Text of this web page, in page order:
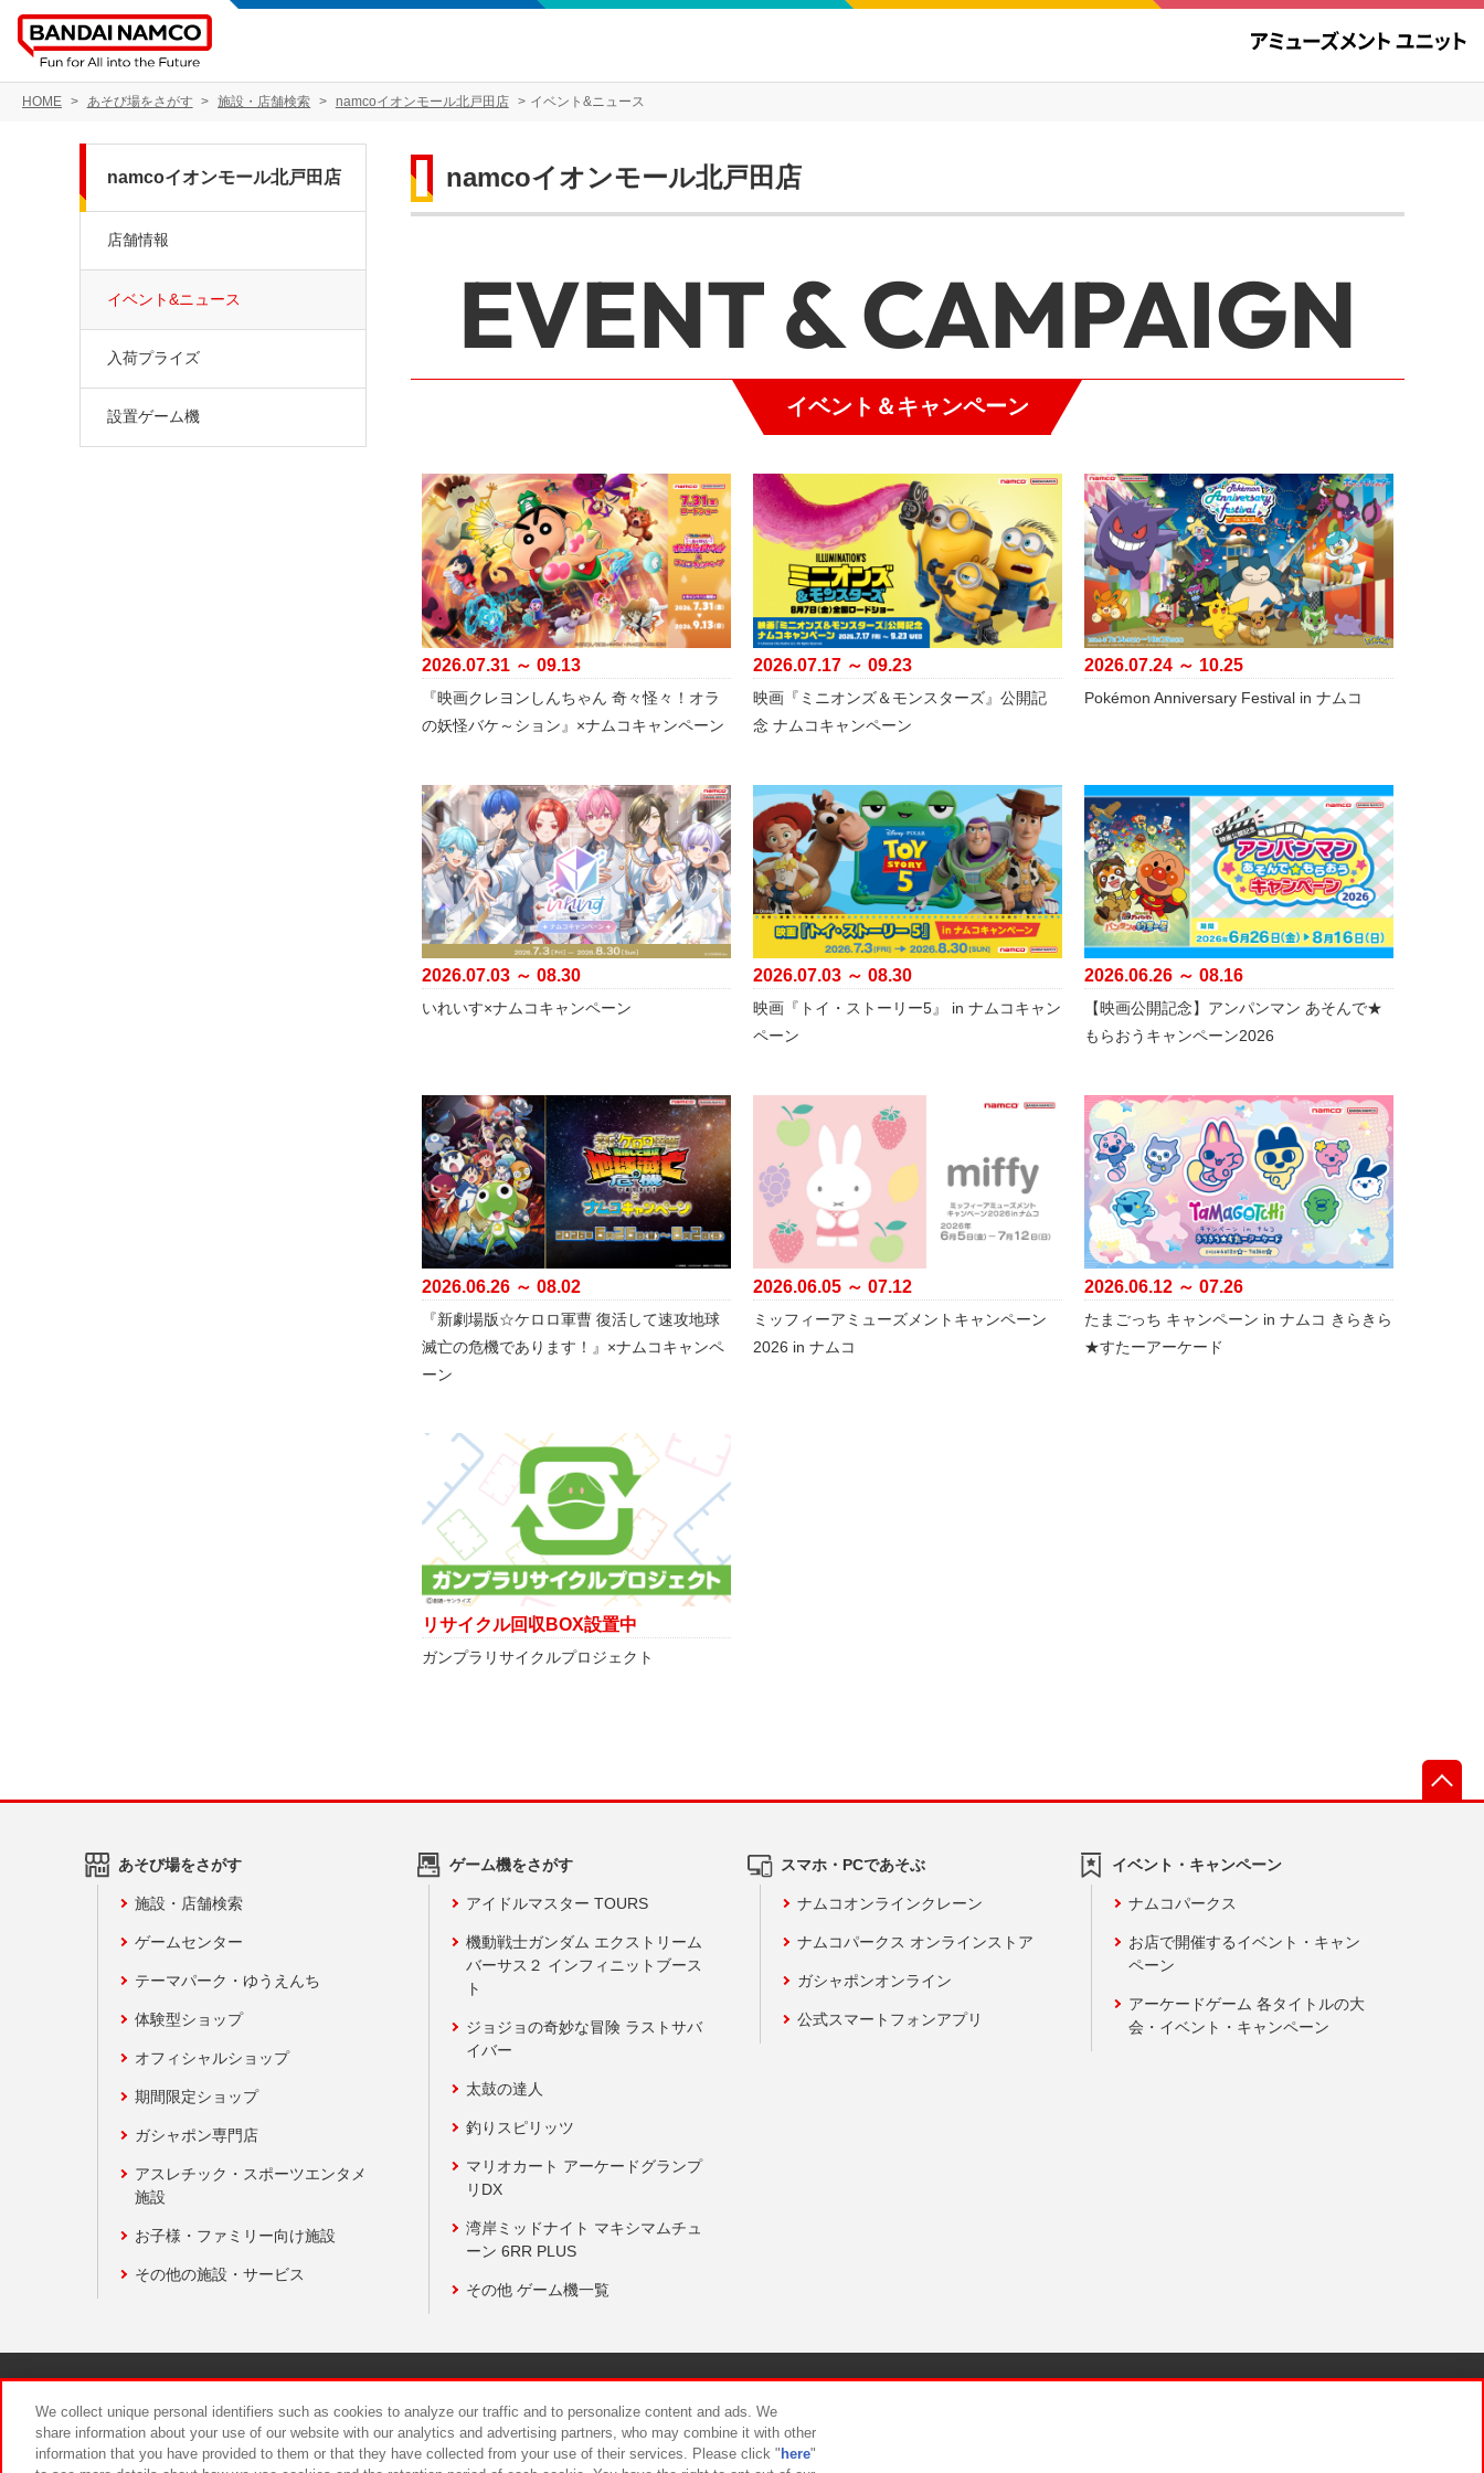
HOME あそび場をさがす 施設・店舗検索 namcoイオンモール北戸田店 イベント&ニュース
namcoイオンモール北戸田店
イベント＆キャンペーン
EVENT & CAMPAIGN
2026.07.31 ～ 09.13
『映画クレヨンしんちゃん 奇々怪々！オラ
の妖怪バケ～ション』×ナムコキャンペーン
2026.07.17 ～ 09.23
映画『ミニオンズ＆モンスターズ』公開記
念 ナムコキャンペーン
2026.07.24 ～ 10.25
Pokémon Anniversary Festival in ナムコ
2026.07.03 ～ 08.30
いれいす×ナムコキャンペーン
2026.07.03 ～ 08.30
映画『トイ・ストーリー5』 in ナムコキャン
ペーン
2026.06.26 ～ 08.16
【映画公開記念】アンパンマン あそんで★
もらおうキャンペーン2026
2026.06.26 ～ 08.02
『新劇場版☆ケロロ軍曹 復活して速攻地球
滅亡の危機であります！』×ナムコキャンペ
ーン
2026.06.05 ～ 07.12
ミッフィーアミューズメントキャンペーン
2026 in ナムコ
2026.06.12 ～ 07.26
たまごっち キャンペーン in ナムコ きらきら
★すたーアーケード
リサイクル回収BOX設置中
ガンプラリサイクルプロジェクト
namcoイオンモール北戸田店
店舗情報
イベント&ニュース
入荷プライズ
設置ゲーム機
あそび場をさがす
施設・店舗検索
ゲームセンター
テーマパーク・ゆうえんち
体験型ショップ
オフィシャルショップ
期間限定ショップ
ガシャポン専門店
アスレチック・スポーツエンタメ
施設
お子様・ファミリー向け施設
その他の施設・サービス
ゲーム機をさがす
アイドルマスター TOURS
機動戦士ガンダム エクストリーム
バーサス２ インフィニットブース
ト
ジョジョの奇妙な冒険 ラストサバ
イバー
太鼓の達人
釣りスピリッツ
マリオカート アーケードグランプ
リDX
湾岸ミッドナイト マキシマムチュ
ーン 6RR PLUS
その他 ゲーム機一覧
スマホ・PCであそぶ
ナムコオンラインクレーン
ナムコパークス オンラインストア
ガシャポンオンライン
公式スマートフォンアプリ
イベント・キャンペーン
ナムコパークス
お店で開催するイベント・キャン
ペーン
アーケードゲーム 各タイトルの大
会・イベント・キャンペーン
食品のご提供について カスタマーハラスメント対応方針
We collect unique personal identifiers such as cookies to analyze our traffic and to personalize content and ads. We
share information about your use of our website with our analytics and advertising partners, who may combine it with other
information that you have provided to them or that they have collected from your use of their services. Please click " here"